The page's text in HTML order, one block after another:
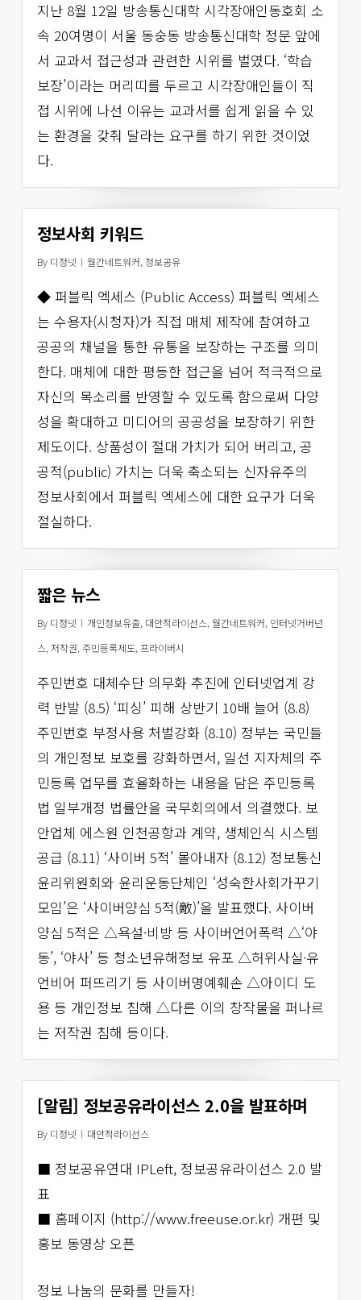
지난 8월 12일 방송통신대학 시각장애인동호회 소
속 20여명이 서울 동숭동 방송통신대학 정문 앞에
서 교과서 접근성과 관련한 시위를 벌였다. ‘학습
보장’이라는 머리띠를 두르고 시각장애인들이 직
접 시위에 나선 이유는 교과서를 쉽게 읽을 수 있
는 환경을 갖춰 달라는 요구를 하기 위한 것이었
다.
정보사회 키워드
By 디정넷 월간네트워커, 정보공유
◆ 퍼블릭 엑세스 (Public Access) 퍼블릭 엑세스
는 수용자(시청자)가 직접 매체 제작에 참여하고
공공의 채널을 통한 유통을 보장하는 구조를 의미
한다. 매체에 대한 평등한 접근을 넘어 적극적으로
자신의 목소리를 반영할 수 있도록 함으로써 다양
성을 확대하고 미디어의 공공성을 보장하기 위한
제도이다. 상품성이 절대 가치가 되어 버리고, 공
공적(public) 가치는 더욱 축소되는 신자유주의
정보사회에서 퍼블릭 엑세스에 대한 요구가 더욱
절실하다.
짧은 뉴스
By 디정넷 개인정보유출, 대안적라이선스, 월간네트워커, 인터넷거버넌
스, 저작권, 주민등록제도, 프라이버시
주민번호 대체수단 의무화 추진에 인터넷업계 강
력 반발 (8.5) ‘피싱’ 피해 상반기 10배 늘어 (8.8)
주민번호 부정사용 처벌강화 (8.10) 정부는 국민들
의 개인정보 보호를 강화하면서, 일선 지자체의 주
민등록 업무를 효율화하는 내용을 담은 주민등록
법 일부개정 법률안을 국무회의에서 의결했다. 보
안업체 에스원 인천공항과 계약, 생체인식 시스템
공급 (8.11) ‘사이버 5적’ 몰아내자 (8.12) 정보통신
윤리위원회와 윤리운동단체인 ‘성숙한사회가꾸기
모임’은 ‘사이버양심 5적(敵)’을 발표했다. 사이버
양심 5적은 △욕설·비방 등 사이버언어폭력 △‘야
동’, ‘야사’ 등 청소년유해정보 유포 △허위사실·유
언비어 퍼뜨리기 등 사이버명예훼손 △아이디 도
용 등 개인정보 침해 △다른 이의 창작물을 퍼나르
는 저작권 침해 등이다.
[알림] 정보공유라이선스 2.0을 발표하며
By 디정넷 대안적라이선스
■ 정보공유연대 IPLeft, 정보공유라이선스 2.0 발
표
■ 홈페이지 (http://www.freeuse.or.kr) 개편 및
홍보 동영상 오픈
정보 나눔의 문화를 만들자!